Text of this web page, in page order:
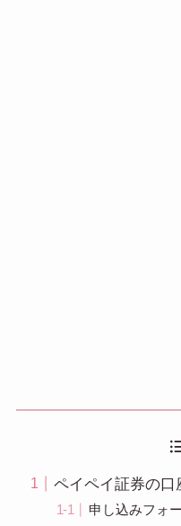
ペイペイ証券の口
申し込みフォ